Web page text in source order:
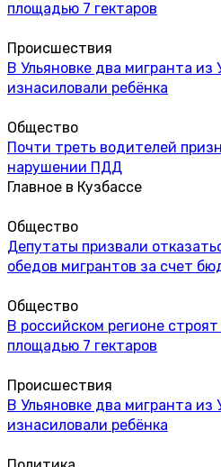
площадью 7 гектаров
Происшествия
В Ульяновке два мигранта из
изнасиловали ребёнка
Общество
Почти треть водителей
нарушении ПДД
Главное в Кузбассе
Общество
Депутаты призвали
обедов мигрантов за счет
Общество
В российском регионе
площадью 7 гектаров
Происшествия
В Ульяновке два мигранта из
изнасиловали ребёнка